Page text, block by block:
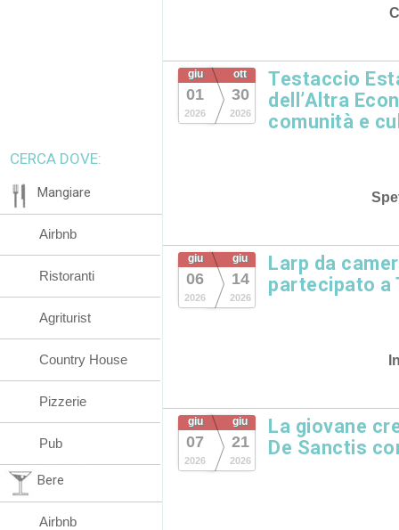
giu
01
2026
ott
30
2026
Testaccio
dell’Altra
comunità e
giu
06
2026
giu
14
2026
Larp da
partecipato a
giu
07
2026
giu
21
2026
La giovane
De Sanctis
CERCA DOVE:
Mangiare
Airbnb
Ristoranti
Agriturist
Country House
Pizzerie
Pub
Bere
Airbnb